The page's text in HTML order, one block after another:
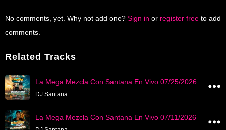
No comments, yet. Why not add one? Sign in or register free to add
comments.
Related Tracks
La Mega Mezcla Con Santana En Vivo 07/25/2026
DJ Santana
La Mega Mezcla Con Santana En Vivo 07/11/2026